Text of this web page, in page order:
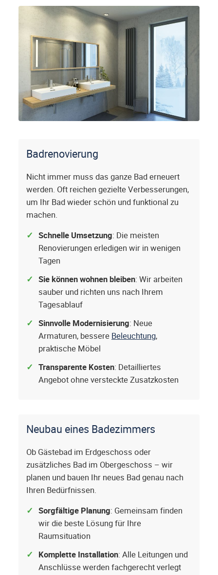
Badrenovierung
Nicht immer muss das ganze Bad erneuert
werden. Oft reichen gezielte Verbesserungen,
um Ihr Bad wieder schön und funktional zu
machen.
Schnelle Umsetzung: Die meisten
Renovierungen erledigen wir in wenigen
Tagen
Sie können wohnen bleiben: Wir arbeiten
sauber und richten uns nach Ihrem
Tagesablauf
Sinnvolle Modernisierung: Neue
Armaturen, bessere Beleuchtung,
praktische Möbel
Transparente Kosten: Detailliertes
Angebot ohne versteckte Zusatzkosten
Neubau eines Badezimmers
Ob Gästebad im Erdgeschoss oder
zusätzliches Bad im Obergeschoss – wir
planen und bauen Ihr neues Bad genau nach
Ihren Bedürfnissen.
Sorgfältige Planung: Gemeinsam finden
wir die beste Lösung für Ihre
Raumsituation
Komplette Installation: Alle Leitungen und
Anschlüsse werden fachgerecht verlegt